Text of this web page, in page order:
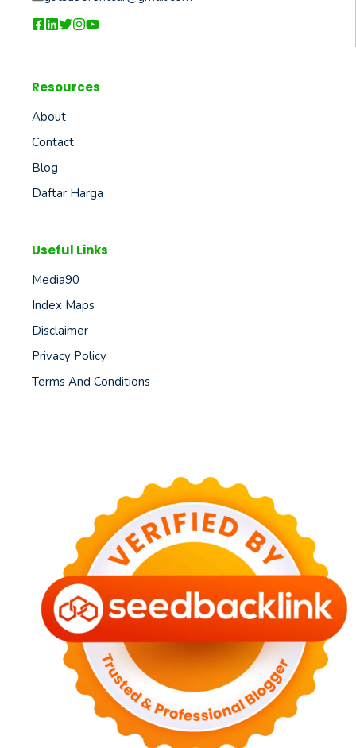
Resources
About
Contact
Blog
Daftar Harga
Useful Links
Media90
Index Maps
Disclaimer
Privacy Policy
Terms And Conditions